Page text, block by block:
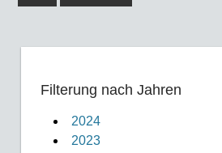
Filterung nach Jahren
2024
2023